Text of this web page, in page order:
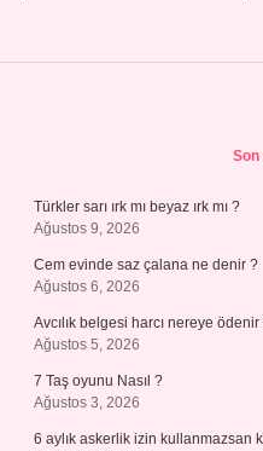
Son
Türkler sarı ırk mı beyaz ırk mı ?
Ağustos 9, 2026
Cem evinde saz çalana ne denir ?
Ağustos 6, 2026
Avcılık belgesi harcı nereye ödenir
Ağustos 5, 2026
7 Taş oyunu Nasıl ?
Ağustos 3, 2026
6 aylık askerlik izin kullanmazsan